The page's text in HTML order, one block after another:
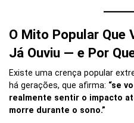
O Mito Popular Que
Já Ouviu — e Por
Existe uma crença popular
há gerações, que afirma: “se
realmente sentir o impacto
morre durante o sono.”